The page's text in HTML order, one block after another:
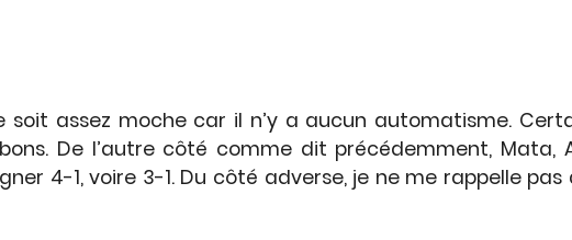
assez moche car il n’y a aucun automatisme.
De l’autre côté comme dit précédemment, Mata,
4-1, voire 3-1. Du côté adverse, je ne me rappelle pas